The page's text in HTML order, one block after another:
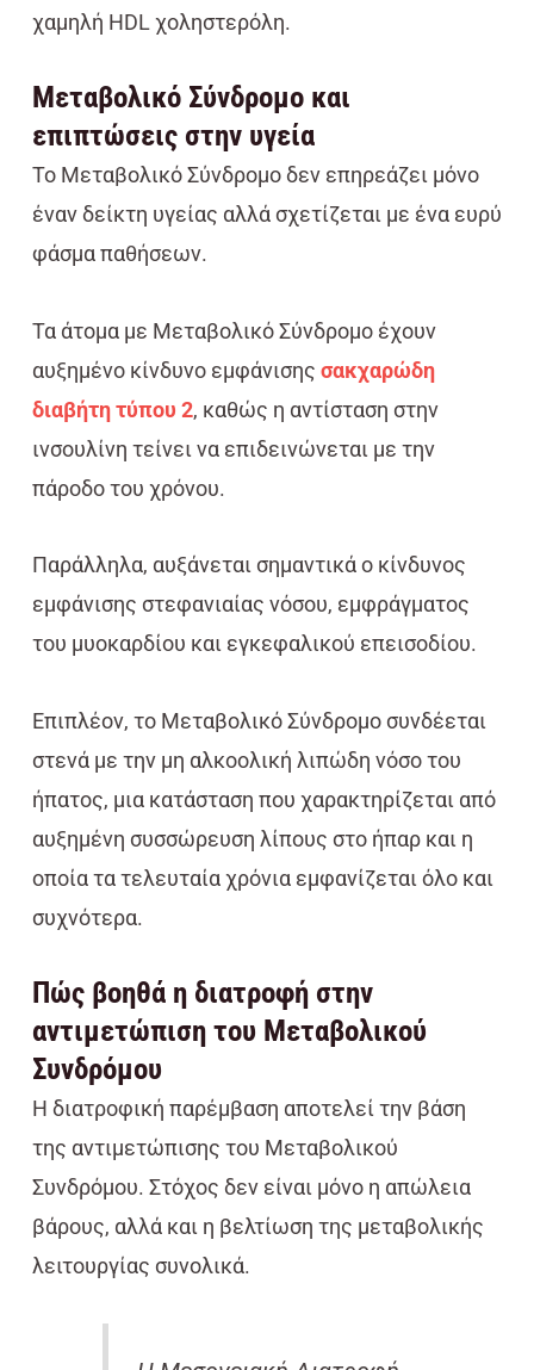
χαμηλή HDL χοληστερόλη.
Μεταβολικό Σύνδρομο και
επιπτώσεις στην υγεία
Το Μεταβολικό Σύνδρομο δεν επηρεάζει μόνο
έναν δείκτη υγείας αλλά σχετίζεται με ένα ευρύ
φάσμα παθήσεων.
Τα άτομα με Μεταβολικό Σύνδρομο έχουν
αυξημένο κίνδυνο εμφάνισης σακχαρώδη
διαβήτη τύπου 2, καθώς η αντίσταση στην
ινσουλίνη τείνει να επιδεινώνεται με την
πάροδο του χρόνου.
Παράλληλα, αυξάνεται σημαντικά ο κίνδυνος
εμφάνισης στεφανιαίας νόσου, εμφράγματος
του μυοκαρδίου και εγκεφαλικού επεισοδίου.
Επιπλέον, το Μεταβολικό Σύνδρομο συνδέεται
στενά με την μη αλκοολική λιπώδη νόσο του
ήπατος, μια κατάσταση που χαρακτηρίζεται από
αυξημένη συσσώρευση λίπους στο ήπαρ και η
οποία τα τελευταία χρόνια εμφανίζεται όλο και
συχνότερα.
Πώς βοηθά η διατροφή στην
αντιμετώπιση του Μεταβολικού
Συνδρόμου
Η διατροφική παρέμβαση αποτελεί την βάση
της αντιμετώπισης του Μεταβολικού
Συνδρόμου. Στόχος δεν είναι μόνο η απώλεια
βάρους, αλλά και η βελτίωση της μεταβολικής
λειτουργίας συνολικά.